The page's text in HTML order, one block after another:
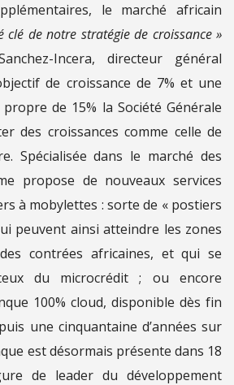
le marché africain
clé de notre stratégie de croissance »
Incera, directeur général
de croissance de 7% et une
de 15% la Société Générale
des croissances comme celle de
Spécialisée dans le marché des
propose de nouveaux services
à mobylettes : sorte de « postiers
peuvent ainsi atteindre les zones
contrées africaines, et qui se
du microcrédit ; ou encore
100% cloud, disponible dès fin
une cinquantaine d’années sur
est désormais présente dans 18
de leader du développement